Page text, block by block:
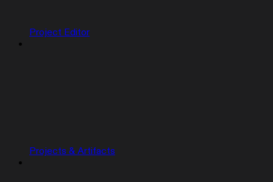
Project Editor
Projects & Artifacts